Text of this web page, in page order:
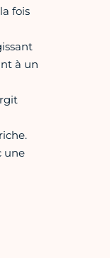
fois
à un
une